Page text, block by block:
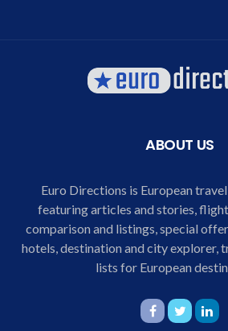
ABOUT US
Euro Directions is European
featuring articles and stories,
comparison and listings, special
hotels, destination and city explorer,
lists for European